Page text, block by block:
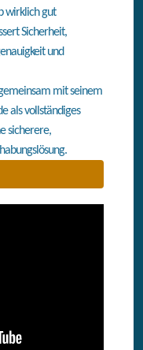
wirklich gut
Sicherheit,
und
mit seinem
als vollständiges
sicherere,